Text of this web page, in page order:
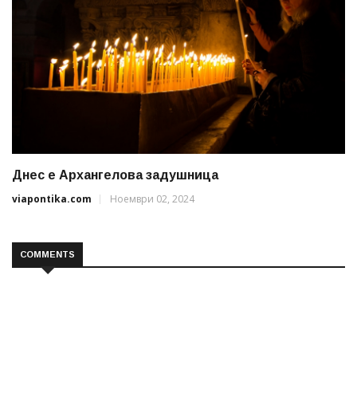
Днес е Архангелова задушница
viapontika.com
Ноември 02, 2024
COMMENTS